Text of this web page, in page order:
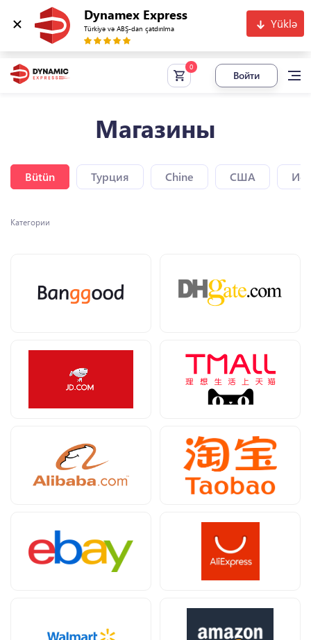
Dynamex Express
Türkiyə və ABŞ-dan çatdırılma Yüklə
Войти
Магазины
Bütün Турция Chine США
Категории